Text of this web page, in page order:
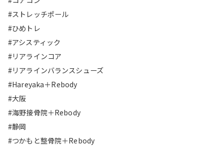
#ストレッチポール
#ひめトレ
#アシスティック
#リアラインコア
#リアラインバランスシューズ
#Hareyaka＋Rebody
#大阪
#海野接骨院＋Rebody
#静岡
#つかもと整骨院＋Rebody